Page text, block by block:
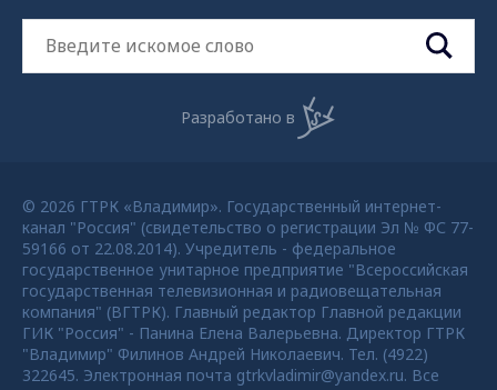
Разработано в
© 2026 ГТРК «Владимир». Государственный интернет-
канал "Россия" (свидетельство о регистрации Эл № ФС 77-
59166 от 22.08.2014). Учредитель - федеральное
государственное унитарное предприятие "Всероссийская
государственная телевизионная и радиовещательная
компания" (ВГТРК). Главный редактор Главной редакции
ГИК "Россия" - Панина Елена Валерьевна. Директор ГТРК
"Владимир" Филинов Андрей Николаевич. Тел. (4922)
322645. Электронная почта gtrkvladimir@yandex.ru. Все